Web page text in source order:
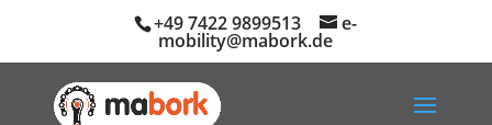
+49 7422 9899513 e-
mobility@mabork.de